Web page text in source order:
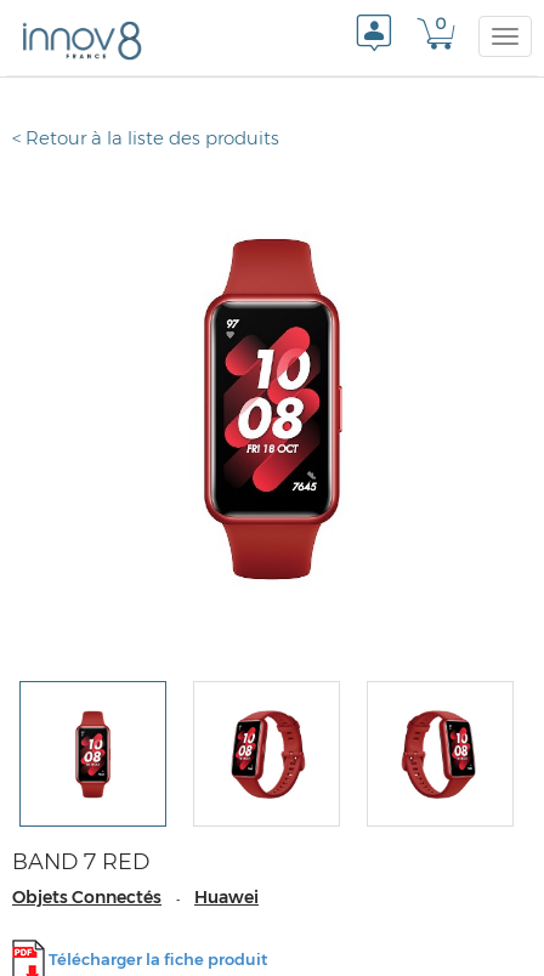
0
< Retour à la liste des produits
BAND 7 RED
Objets Connectés - Huawei
Télécharger la fiche produit